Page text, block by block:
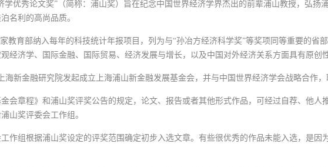
学优秀论文奖”（简称：浦山奖）旨在纪念中国世界经济学界杰出的前辈浦山教授，弘扬
名利的高尚品质。
教育部纳入每年的科技统计年报项目，列为与“孙冶方经济科学奖”等奖项同等重要的省
经济学、国际金融、国际贸易、经济发展与增长，以及中国对外经济关系方面具有原创
海新金融研究院发起成立上海浦山新金融发展基金会，并与中国世界经济学会战略合作，
会章程》和浦山奖评奖公告的规定，论文、报告或者其他形式作品，可经过自荐、他人
山奖评委会工作组。
作组根据浦山奖设定的评奖范围确定初步入选文章。有些很优秀的作品未能入选，是因